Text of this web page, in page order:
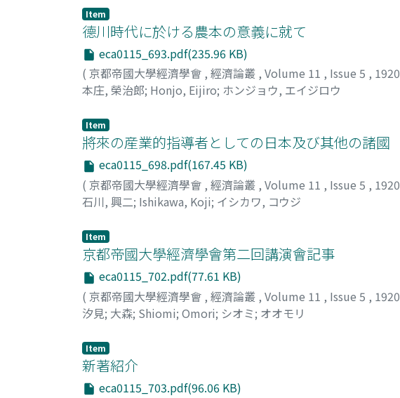
Item
德川時代に於ける農本の意義に就て
eca0115_693.pdf(235.96 KB)
( 京都帝國大學經濟學會 , 經濟論叢 , Volume 11 , Issue 5 , 1920
本庄, 榮治郎; Honjo, Eijiro; ホンジョウ, エイジロウ
Item
將來の産業的指導者としての日本及び其他の諸國
eca0115_698.pdf(167.45 KB)
( 京都帝國大學經濟學會 , 經濟論叢 , Volume 11 , Issue 5 , 1920
石川, 興二; Ishikawa, Koji; イシカワ, コウジ
Item
京都帝國大學經濟學會第二回講演會記事
eca0115_702.pdf(77.61 KB)
( 京都帝國大學經濟學會 , 經濟論叢 , Volume 11 , Issue 5 , 1920
汐見; 大森; Shiomi; Omori; シオミ; オオモリ
Item
新著紹介
eca0115_703.pdf(96.06 KB)